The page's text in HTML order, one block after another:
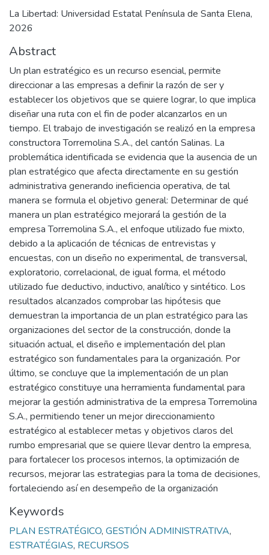
La Libertad: Universidad Estatal Península de Santa Elena,
2026
Abstract
Un plan estratégico es un recurso esencial, permite
direccionar a las empresas a definir la razón de ser y
establecer los objetivos que se quiere lograr, lo que implica
diseñar una ruta con el fin de poder alcanzarlos en un
tiempo. El trabajo de investigación se realizó en la empresa
constructora Torremolina S.A., del cantón Salinas. La
problemática identificada se evidencia que la ausencia de un
plan estratégico que afecta directamente en su gestión
administrativa generando ineficiencia operativa, de tal
manera se formula el objetivo general: Determinar de qué
manera un plan estratégico mejorará la gestión de la
empresa Torremolina S.A., el enfoque utilizado fue mixto,
debido a la aplicación de técnicas de entrevistas y
encuestas, con un diseño no experimental, de transversal,
exploratorio, correlacional, de igual forma, el método
utilizado fue deductivo, inductivo, analítico y sintético. Los
resultados alcanzados comprobar las hipótesis que
demuestran la importancia de un plan estratégico para las
organizaciones del sector de la construcción, donde la
situación actual, el diseño e implementación del plan
estratégico son fundamentales para la organización. Por
último, se concluye que la implementación de un plan
estratégico constituye una herramienta fundamental para
mejorar la gestión administrativa de la empresa Torremolina
S.A., permitiendo tener un mejor direccionamiento
estratégico al establecer metas y objetivos claros del
rumbo empresarial que se quiere llevar dentro la empresa,
para fortalecer los procesos internos, la optimización de
recursos, mejorar las estrategias para la toma de decisiones,
fortaleciendo así en desempeño de la organización
Keywords
PLAN ESTRATÉGICO, GESTIÓN ADMINISTRATIVA,
ESTRATÉGIAS, RECURSOS